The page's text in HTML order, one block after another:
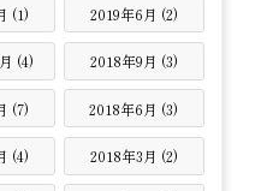
(1) 2019年6月 (2)
(4) 2018年9月 (3)
(7) 2018年6月 (3)
(4) 2018年3月 (2)